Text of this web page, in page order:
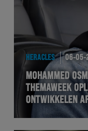
HERACLES 06-05-
MOHAMMED
THEMAWEEK
ONTWIKKELEN